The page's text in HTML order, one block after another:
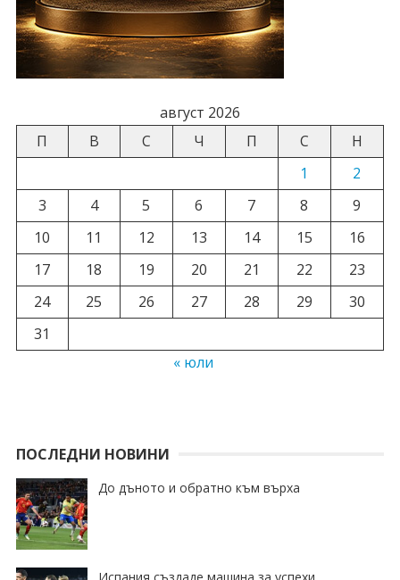
август 2026
П
В С Ч П С
Н
1
2
3
4 5 6 7 8
9
10
11 12 13 14 15
16
17
18 19 20 21 22
23
24
25 26 27 28 29
30
31
« юли
ПОСЛЕДНИ НОВИНИ
До дъното и обратно към върха